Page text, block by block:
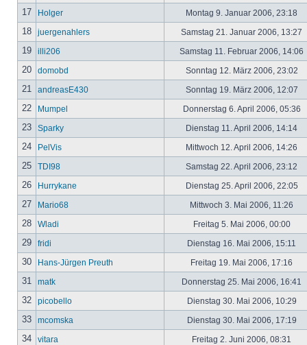
17 Holger Montag 9. Januar 2006, 23:18
18 juergenahlers Samstag 21. Januar 2006, 13:27
19 illi206 Samstag 11. Februar 2006, 14:06
20 domobd Sonntag 12. März 2006, 23:02
21 andreasE430 Sonntag 19. März 2006, 12:07
22 Mumpel Donnerstag 6. April 2006, 05:36
23 Sparky Dienstag 11. April 2006, 14:14
24 PelVis Mittwoch 12. April 2006, 14:26
25 TDI98 Samstag 22. April 2006, 23:12
26 Hurrykane Dienstag 25. April 2006, 22:05
27 Mario68 Mittwoch 3. Mai 2006, 11:26
28 Wladi Freitag 5. Mai 2006, 00:00
29 fridi Dienstag 16. Mai 2006, 15:11
30 Hans-Jürgen Preuth Freitag 19. Mai 2006, 17:16
31 matk Donnerstag 25. Mai 2006, 16:41
32 picobello Dienstag 30. Mai 2006, 10:29
33 mcomska Dienstag 30. Mai 2006, 17:19
34 vitara Freitag 2. Juni 2006, 08:31